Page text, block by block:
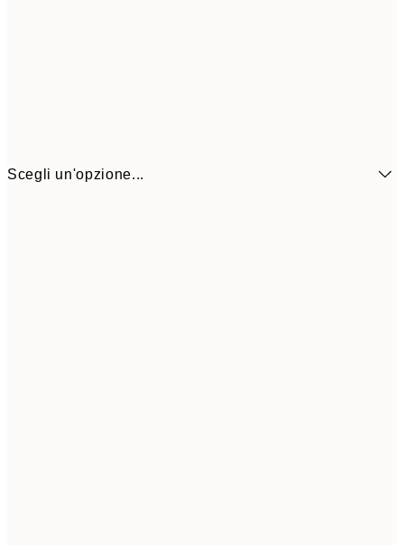
Scegli un'opzione...